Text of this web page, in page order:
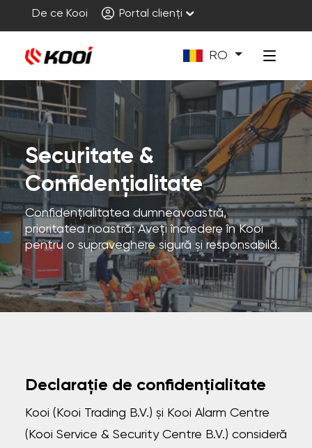
De ce Kooi Portal clienți
RO
Securitate &
Confidențialitate
Confidențialitatea dumneavoastră,
prioritatea noastră: Aveți încredere în Kooi
pentru o supraveghere sigură și responsabilă.
Declarație de confidențialitate
Kooi (Kooi Trading B.V.) și Kooi Alarm Centre
(Kooi Service & Security Centre B.V.) consideră